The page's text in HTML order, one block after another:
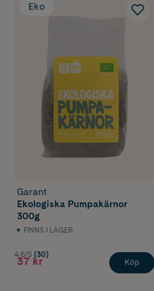
Eko
Garant
Ekologiska Pumpakärnor
300g
FINNS I LAGER
4.6/5 (30)
37 kr Köp